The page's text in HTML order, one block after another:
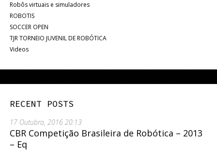
Robôs virtuais e simuladores
ROBOTIS
SOCCER OPEN
TJR TORNEIO JUVENIL DE ROBÓTICA
Videos
RECENT POSTS
17 Outubro, 2016 20:13
CBR Competição Brasileira de Robótica – 2013
– Eq